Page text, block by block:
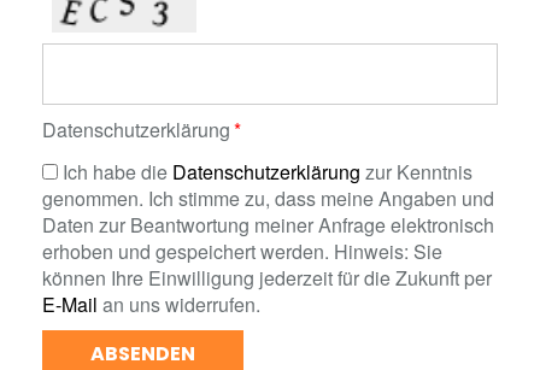
Datenschutzerklärung
Ich habe die Datenschutzerklärung zur Kenntnis
genommen. Ich stimme zu, dass meine Angaben und
Daten zur Beantwortung meiner Anfrage elektronisch
erhoben und gespeichert werden. Hinweis: Sie
können Ihre Einwilligung jederzeit für die Zukunft per
E-Mail an uns widerrufen.
ABSENDEN